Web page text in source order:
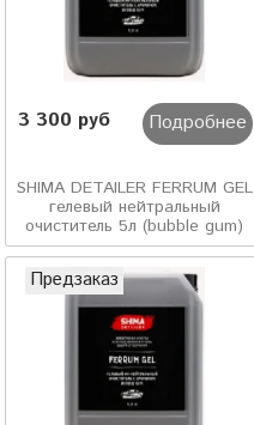
3 300 руб Подробнее
SHIMA DETAILER FERRUM GEL
гелевый нейтральный
очиститель 5л (bubble gum)
Предзаказ